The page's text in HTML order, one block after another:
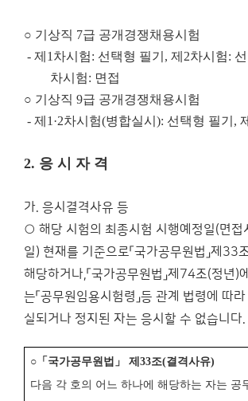
○ 기상직 7급 공개경쟁채용시험
- 제 1 차시험: 선택형 필기 , 제 2차시험:
차시험: 면접
○ 기상직 9급 공개경쟁채용시험
- 제 1·2차시험(병합실시 ): 선택형 필기 , 제
2. 응 시 자 격
가. 응시결격사유 등
○ 해당 시험의 최종시험 시행예정일(면접
일) 현재를 기준으로「국가공무원법」제33
해당하거나,「국가공무원법」제74조(정년)
는「공무원임용시험령」등 관계 법령에 따
실되거나 정지된 자는 응시할 수 없습니다.
○「국가공무원법 」 제 33조(결격사유)
다음 각 호의 어느 하나에 해당하는 자는 공